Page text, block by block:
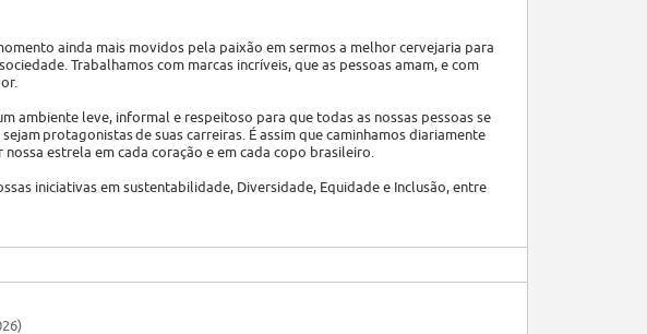
ainda mais movidos pela paixão em sermos a melhor cervejaria para
Trabalhamos com marcas incríveis, que as pessoas amam, e com
ambiente leve, informal e respeitoso para que todas as nossas pessoas se
protagonistas de suas carreiras. É assim que caminhamos diariamente
estrela em cada coração e em cada copo brasileiro.
iniciativas em sustentabilidade, Diversidade, Equidade e Inclusão, entre